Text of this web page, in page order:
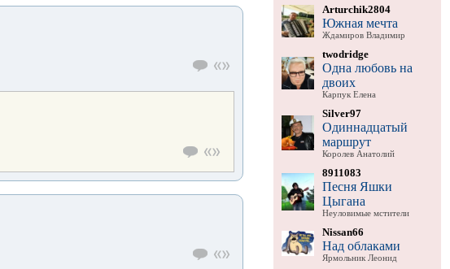
Arturchik2804
Южная мечта
Ждамиров Владимир
twodridge
Одна любовь на
двоих
Карпук Елена
Silver97
Одиннадцатый
маршрут
Королев Анатолий
8911083
Песня Яшки
Цыгана
Неуловимые мстители
Nissan66
Над облаками
Ярмольник Леонид